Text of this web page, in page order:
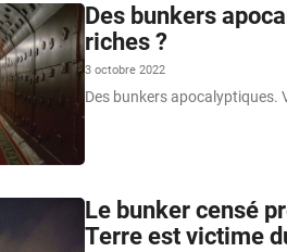
Des bunkers
riches ?
3 octobre 2022
Des bunkers apocalyptiques.
Le bunker censé
Terre est victime